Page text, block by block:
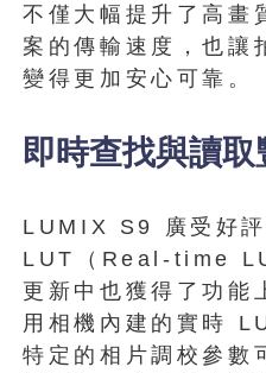
不僅大幅提升了高畫
案的傳輸速度，也讓
變得更加安心可靠。
即時查找與讀
LUMIX S9 廣受好評
LUT（Real-time
更新中也獲得了功能
用相機內建的實時
特定的相片調校參數